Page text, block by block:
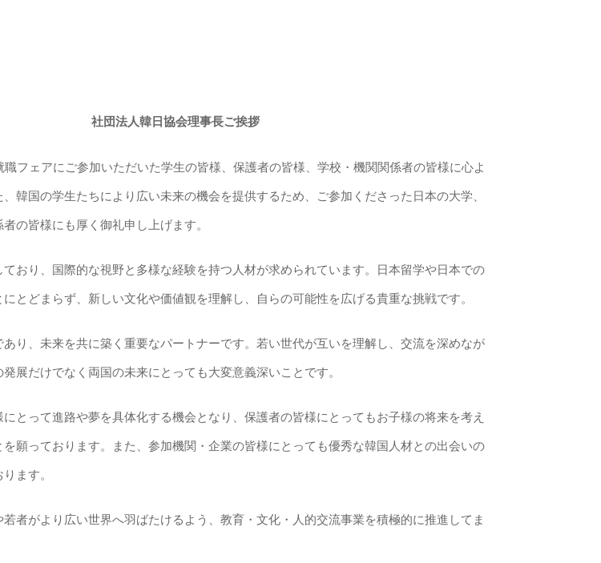
社団法人韓日協会理事長ご挨拶
職フェアにご参加いただいた学生の皆様 、保護者の皆様 学校 ・ 機関関係者の皆様に心よ
、韓国の学生たちにより 広い未来の機会を提供するため、ご参加くださった日本の大学
者の皆様にも厚く御礼申し上げます。
おり、 国 際的な視野と多様な経験を持つ人材が求められています。日本留学や日本での
にとどまらず、新しい文化や価値観 を理解し、自らの可能性を広げる貴重な挑戦です。
あり、未来を共に築く重要なパー トナーです。若い世代が互いを理解し、交流を深めなが
発展だけでなく 両国の未来にとっても大変意義深いことです。
にとって進路や夢を具体化する機会となり、保護者の皆様にとってもお子様の将来を考え
願っております。また、 参加機関・ 企業の皆様にとっても優秀な韓国 人材との出会いの
ます。
若者がより 広い世界へ羽ばたけるよう、 教育・ 文化・ 人的交流事業を積極的に推進してま